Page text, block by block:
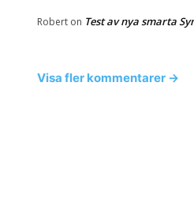
Robert on Test av nya smarta
Visa fler kommentarer →